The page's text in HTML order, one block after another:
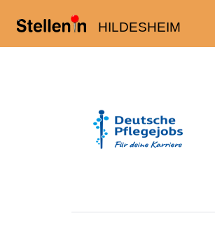
HILDESHEIM